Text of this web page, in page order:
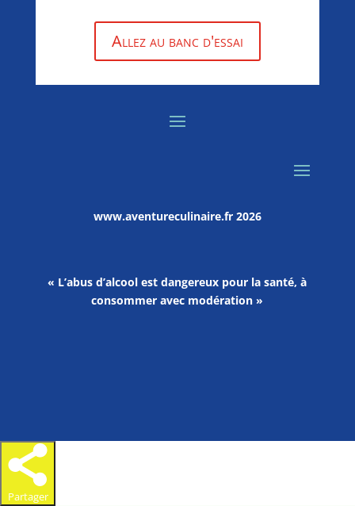
Allez au banc d'essai
www.aventureculinaire.fr2026
« L’abus d’alcool est dangereux pour la santé, à
consommer avec modération »
Partager